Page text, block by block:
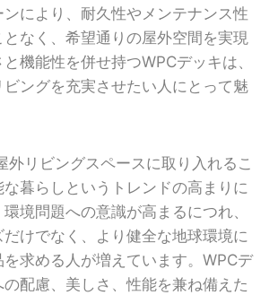
により、耐久性やメンテナンス性
となく、希望通りの屋外空間を実現
機能性を併せ持つWPCデッキは、
ングを充実させたい人にとって魅
外リビングスペースに取り入れるこ
な暮らしというトレンドの高まりに
境問題への意識が高まるにつれ、
けでなく、より健全な地球環境に
を求める人が増えています。WPCデ
の配慮、美しさ、性能を兼ね備えた